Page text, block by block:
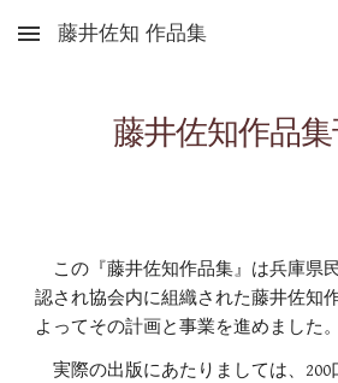
Skip to main content
藤井佐知 作品集
藤井佐知作品
この『藤井佐知作品集』は兵庫県
認され協会内に組織された藤井佐知
よってその計画と事業を進めました。
実際の出版にあたりましては、200